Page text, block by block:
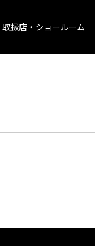
取扱店・ショールーム